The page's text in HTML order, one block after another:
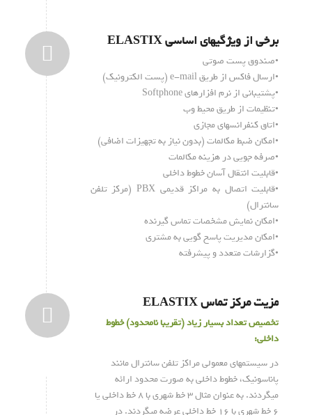
برخی از ویژگیهای اساسی ELASTIX
•صندوق پست صوتی
•ارسال فاکس از طریق e-mail (پست الکترونیک)
•پشتیبانی از نرم افزارهای Softphone
•تنظیمات از طریق محیط وب
•اتاق کنفرانسهای مجازی
•امکان ضبط مکالمات (بدون نیاز به تجهیزات اضافی)
•صرفه جویی در هزینه مکالمات
•قابلیت انتقال آسان خطوط داخلی
•قابلیت اتصال به مراکز قدیمی PBX (مرکز تلفن
سانترال)
•امکان نمایش مشخصات تماس گیرنده
•امکان مدیریت پاسخ گویی به مشتری
•گزارشات متعدد و پیشرفته
مزیت مرکز تماس ELASTIX
تخصیص تعداد بسیار زیاد (تقریبا نامحدود) خطوط
داخلی:
در سیستمهای معمولی مراکز تلفن سانترال مانند
پاناسونیک، خطوط داخلی به صورت محدود ارائه
میگردند. به عنوان مثال ۳ خط شهری با ۸ خط داخلی یا
۶ خط شهری با ۱۶ خط داخلی عرضه میگردند. در